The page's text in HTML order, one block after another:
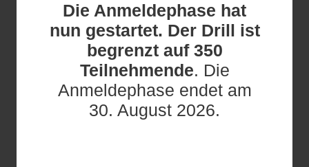
Die Anmeldephase hat
nun gestartet. Der Drill ist
begrenzt auf 350
Teilnehmende. Die
Anmeldephase endet am
30. August 2026.